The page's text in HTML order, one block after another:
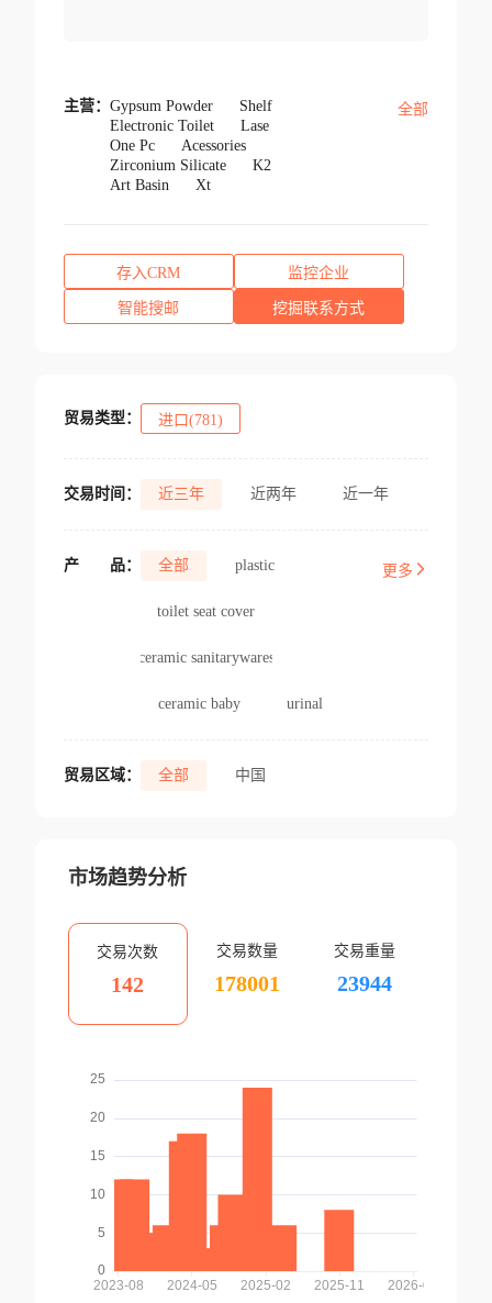
主营： Gypsum Powder
Shelf
Electronic Toilet
Lase
One Pc
Acessories
Zirconium Silicate
K2
Art Basin
Xt
全部
存入CRM 监控企业
智能搜邮 挖掘联系方式
贸易类型： 进口(781)
交易时间： 近三年 近两年 近一年
产 品： 全部 plastic
toilet seat cover
ceramic sanitarywares
ceramic baby urinal
更多
贸易区域： 全部 中国
市场趋势分析
交易次数
142
交易数量
178001
交易重量
23944